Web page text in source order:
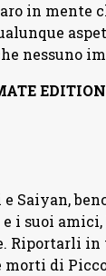
in mente
nessuno
Saiyan,
i suoi
Riportarli in
morti di